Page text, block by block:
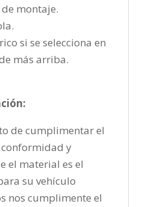
montaje.
si se selecciona en
más arriba.
de cumplimentar el
y
el material es el
su vehículo
nos cumplimente el